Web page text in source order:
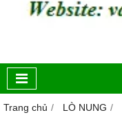
Trang chủ LÒ NUNG